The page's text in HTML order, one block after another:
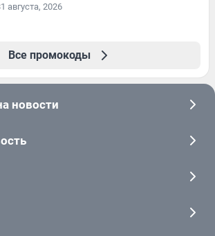
августа, 2026
Все промокоды
новости